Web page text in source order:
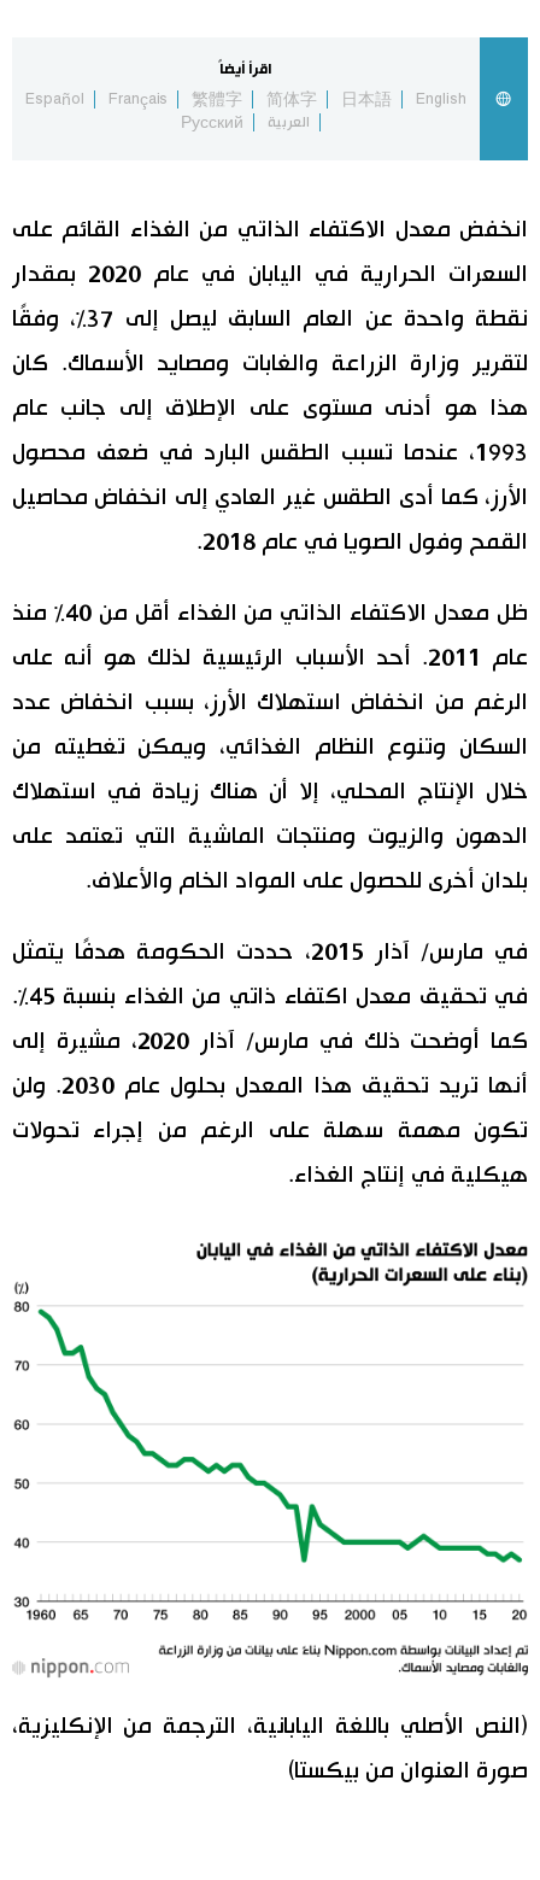
أشخاص
سياسة
اقتصاد
مجتمع
ثقافة
لايف ستايل
إعلان
الأكثر تفاعلا
اللغة اليابانية
هو وهي
المطبخ الياباني
تواصل معنا
اقرأ أيضاً
English
日本語
简体字
繁體字
Français
Español
العربية
Русский
انخفض معدل الاكتفاء الذاتي من الغذاء القائم على
السعرات الحرارية في اليابان في عام 2020 بمقدار
نقطة واحدة عن العام السابق ليصل إلى 37٪، وفقًا
لتقرير وزارة الزراعة والغابات ومصايد الأسماك. كان
هذا هو أدنى مستوى على الإطلاق إلى جانب عام
1993، عندما تسبب الطقس البارد في ضعف محصول
الأرز، كما أدى الطقس غير العادي إلى انخفاض محاصيل
القمح وفول الصويا في عام 2018.
ظل معدل الاكتفاء الذاتي من الغذاء أقل من 40٪ منذ
عام 2011. أحد الأسباب الرئيسية لذلك هو أنه على
الرغم من انخفاض استهلاك الأرز، بسبب انخفاض عدد
السكان وتنوع النظام الغذائي، ويمكن تغطيته من
خلال الإنتاج المحلي، إلا أن هناك زيادة في استهلاك
الدهون والزيوت ومنتجات الماشية التي تعتمد على
بلدان أخرى للحصول على المواد الخام والأعلاف.
في مارس/ آذار 2015، حددت الحكومة هدفًا يتمثل
في تحقيق معدل اكتفاء ذاتي من الغذاء بنسبة 45٪.
كما أوضحت ذلك في مارس/ آذار 2020، مشيرة إلى
أنها تريد تحقيق هذا المعدل بحلول عام 2030. ولن
تكون مهمة سهلة على الرغم من إجراء تحولات
هيكلية في إنتاج الغذاء.
(النص الأصلي باللغة اليابانية، الترجمة من الإنكليزية،
صورة العنوان من بيكستا)